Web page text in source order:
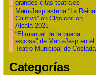
grandes citas teatrales
Maru-Jasp estena “La Reina
Cautiva” en Clásicos en
Alcalá 2025
“El manual de la buena
esposa” de Maru-Jasp en el
Teatro Municipal de Coslada
Categorías